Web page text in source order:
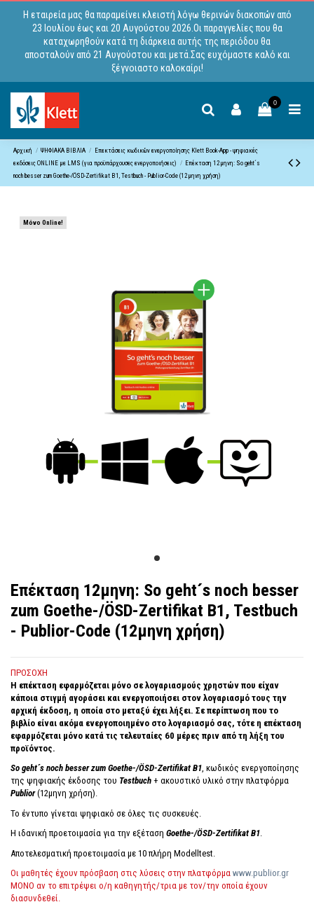
Η εταιρεία μας θα παραμείνει κλειστή λόγω θερινών διακοπών από
23 Ιουλίου έως και 20 Αυγούστου 2026.Οι παραγγελίες που θα
καταχωρηθούν κατά τη διάρκεια αυτής της περιόδου θα
αποσταλούν από 21 Αυγούστου και μετά.Σας ευχόμαστε καλό και
ξέγνοιαστο καλοκαίρι!
0
Αρχική ΨΗΦΙΑΚΑ ΒΙΒΛΙΑ
Επεκτάσεις κωδικών ενεργοποίησης Klett Book-App - ψηφιακές
εκδόσεις ONLINE με LMS (για προϋπάρχουσες ενεργοποιήσεις)
Επέκταση 12μηνη: So geht´s
noch besser zum Goethe-/ÖSD-Zertifikat B1, Testbuch - Publior-Code (12μηνη χρήση)
Μόνο Online!
Επέκταση 12μηνη: So geht´s noch besser
zum Goethe-/ÖSD-Zertifikat B1, Testbuch
- Publior-Code (12μηνη χρήση)
ΠΡΟΣΟΧΗ
Η επέκταση εφαρμόζεται μόνο σε λογαριασμούς χρηστών που είχαν
κάποια στιγμή αγοράσει και ενεργοποιήσει στον λογαριασμό τους την
αρχική έκδοση, η οποία στο μεταξύ έχει λήξει. Σε περίπτωση που το
βιβλίο είναι ακόμα ενεργοποιημένο στο λογαριασμό σας, τότε η επέκταση
εφαρμόζεται μόνο κατά τις τελευταίες 60 μέρες πριν από τη λήξη του
προϊόντος.
So geht´s noch besser zum Goethe-/ÖSD-Zertifikat B1, κωδικός ενεργοποίησης
της ψηφιακής έκδοσης του Testbuch + ακουστικό υλικό στην πλατφόρμα
Publior(12μηνη χρήση).
Το έντυπο γίνεται ψηφιακό σε όλες τις συσκευές.
Η ιδανική προετοιμασία για την εξέταση Goethe-/ÖSD-Zertifikat B1.
Aποτελεσματική προετοιμασία με 10 πλήρη Μodelltest.
Οι μαθητές έχουν πρόσβαση στις λύσεις στην πλατφόρμα www.publior.gr
ΜΟΝΟ αν το επιτρέψει ο/η καθηγητής/τρια με τον/την οποία έχουν
διασυνδεθεί.